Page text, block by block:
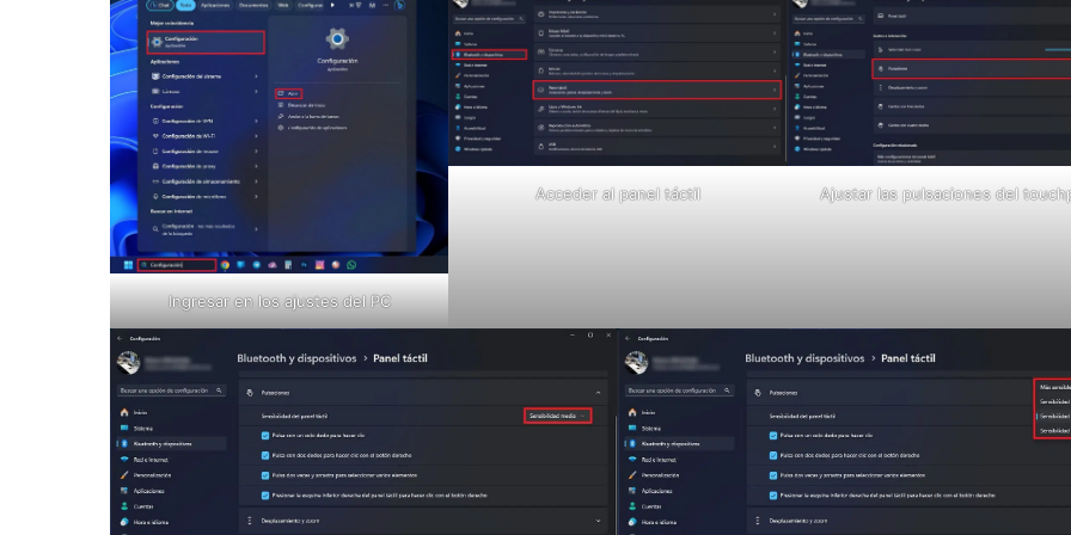
Ingresar en los ajustes del PC
Acceder al panel táctil Ajustar las pulsaciones del